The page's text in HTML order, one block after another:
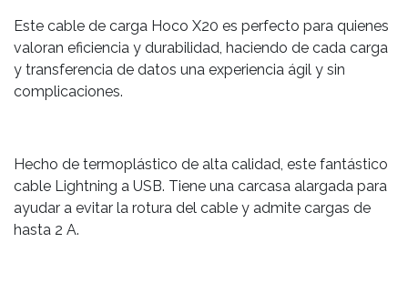
Este cable de carga Hoco X20 es perfecto para quienes
valoran eficiencia y durabilidad, haciendo de cada carga
y transferencia de datos una experiencia ágil y sin
complicaciones.
Hecho de termoplástico de alta calidad, este fantástico
cable Lightning a USB. Tiene una carcasa alargada para
ayudar a evitar la rotura del cable y admite cargas de
hasta 2 A.